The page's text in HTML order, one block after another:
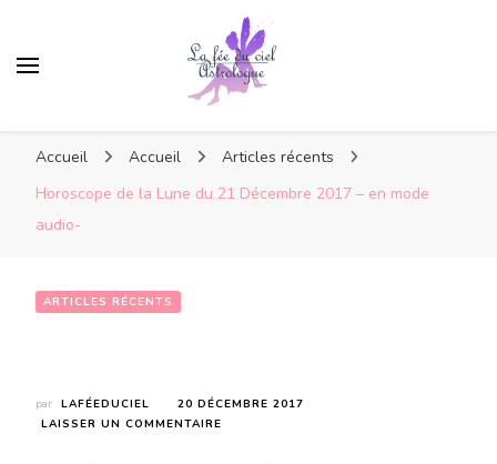
Accueil Accueil
Articles récents
Horoscope de la Lune du 21 Décembre 2017 – en mode
audio-
ARTICLES RÉCENTS
par LAFÉEDUCIEL
20 DÉCEMBRE 2017
LAISSER UN COMMENTAIRE